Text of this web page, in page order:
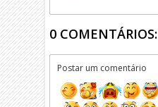
0 COMENTÁRIOS:
Postar um comentário